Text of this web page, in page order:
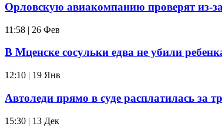
Орловскую авиакомпанию проверят из-
11:58 | 26 Фев
В Мценске сосульки едва не убили
12:10 | 19 Янв
Автоледи прямо в суде расплатилась за
15:30 | 13 Дек